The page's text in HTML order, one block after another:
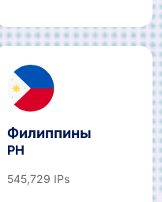
Филиппины
PH
545,729 IPs